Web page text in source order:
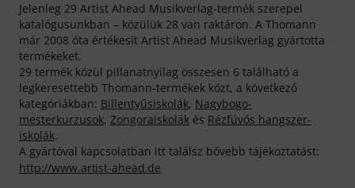
Jelenleg 29 Artist Ahead Musikverlag-termék szerepel
katalógusunkban – közülük 28 van raktáron. A Thomann
már 2008 óta értékesít Artist Ahead Musikverlag gyártotta
termékeket.
29 termék közül pillanatnyilag összesen 6 található a
legkeresettebb Thomann-termékek közt, a következő
kategóriákban: Billentyűsiskolák, Nagybogo-
mesterkurzusok, Zongoraiskolák és Rézfúvós hangszer-
iskolák.
A gyártóval kapcsolatban itt találsz bővebb tájékoztatást:
http://www.artist-ahead.de